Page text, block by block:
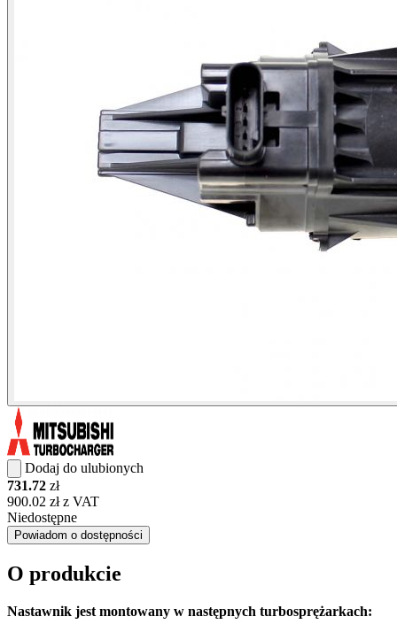
Dodaj do ulubionych
731.72 zł
900.02 zł z VAT
Niedostępne
Powiadom o dostępności
O produkcie
Nastawnik jest montowany w następnych turbosprężarkach: